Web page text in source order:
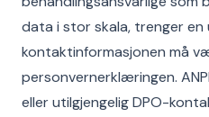
data i stor skala, trenger en
kontaktinformasjonen må
personvernerklæringen.
eller utilgjengelig DPO-